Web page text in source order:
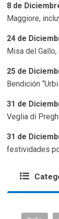
8 de
Maggiore,
24 de
Misa del
25 de
Bendición
31 de
Veglia di
31 de
festividades